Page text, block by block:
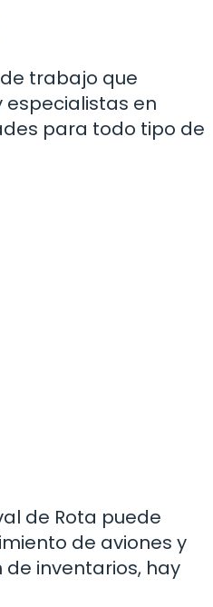
trabajo que
especialistas en
para todo tipo de
de Rota puede
de aviones y
inventarios, hay